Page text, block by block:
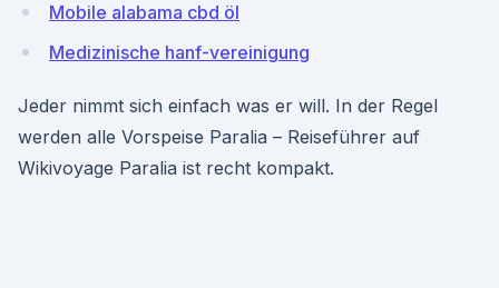
Mobile alabama cbd öl
Medizinische hanf-vereinigung
Jeder nimmt sich einfach was er will. In der Regel
werden alle Vorspeise Paralia – Reiseführer auf
Wikivoyage Paralia ist recht kompakt.